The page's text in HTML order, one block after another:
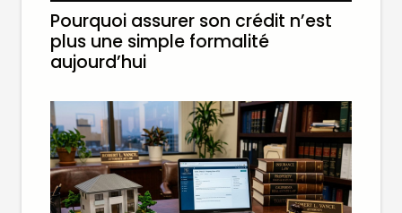
Pourquoi assurer son crédit n’est
plus une simple formalité
aujourd’hui